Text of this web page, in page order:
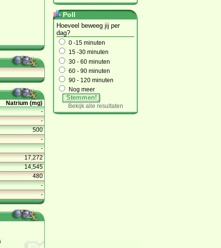
Natrium (mg)
-
-
500
-
-
17,272
14,545
480
-
-
Poll
Hoeveel beweeg jij per
dag?
0 -15 minuten
15 -30 minuten
30 - 60 minuten
60 - 90 minuten
90 - 120 minuten
Nog meer
Stemmen!
Bekijk alle resultaten